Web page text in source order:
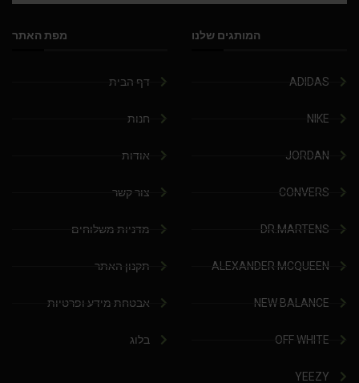
המותגים שלנו
ADIDAS
NIKE
JORDAN
CONVERS
DR.MARTENS
ALEXANDER MCQUEEN
NEW BALANCE
OFF WHITE
YEEZY
מפת האתר
דף הבית
חנות
אודות
צור קשר
מדניות משלוחים
תקנון האתר
אבטחת מידע ופרטיות
בלוג